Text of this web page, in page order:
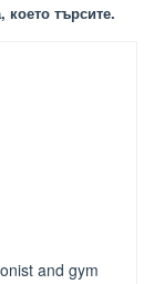
търсите.
and gym